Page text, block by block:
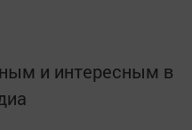
и интересным в